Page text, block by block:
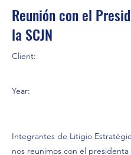
Reunión con el
la SCJN
Client:
Year:
Integrantes de Litigio
nos reunimos con el presidenta